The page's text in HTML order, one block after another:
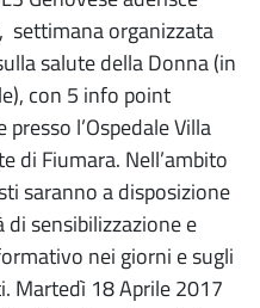
settimana organizzata
salute della Donna (in
con 5 info point
l’Ospedale Villa
di Fiumara. Nell’ambito
saranno a disposizione
sensibilizzazione e
nei giorni e sugli
Martedì 18 Aprile 2017